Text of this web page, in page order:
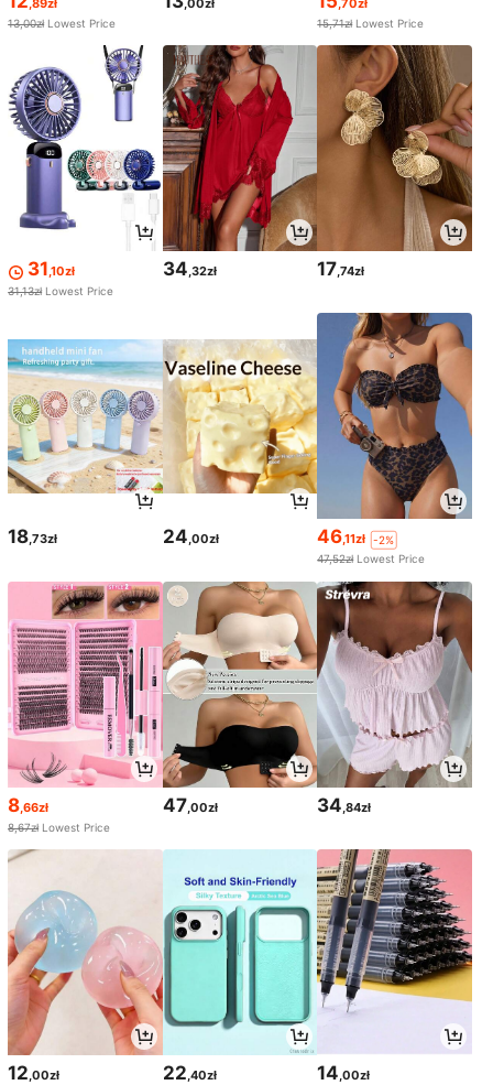
,89zł
13,00zł Lowest Price
,00zł ,70zł
15,71zł Lowest Price
31,10zł
31,13zł Lowest Price
34,32zł 17,74zł
18,73zł 24,00zł 46,11zł
-2%
47,52zł Lowest Price
8 ,66zł
8,67zł Lowest Price
47 ,00zł 34 ,84zł
12,00zł 22,40zł 14,00zł